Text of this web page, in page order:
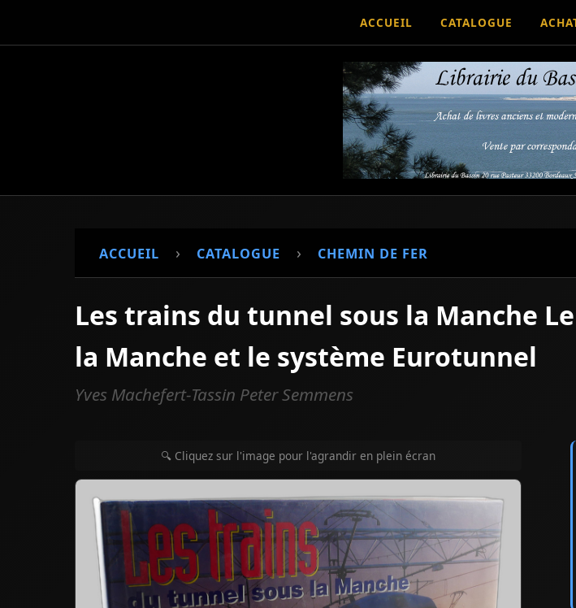
ACCUEIL CATALOGUE
ACCUEIL › CATALOGUE › CHEMIN DE FER
Les trains du tunnel sous la Manche
la Manche et le système Eurotunnel
Yves Machefert-Tassin Peter Semmens
🔍 Cliquez sur l'image pour l'agrandir en plein écran